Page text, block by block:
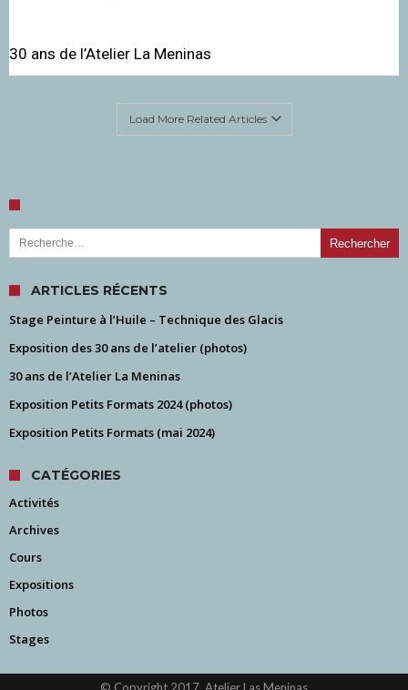
30 ans de l’Atelier La Meninas
Load More Related Articles
Rechercher :
ARTICLES RÉCENTS
Stage Peinture à l’Huile – Technique des Glacis
Exposition des 30 ans de l’atelier (photos)
30 ans de l’Atelier La Meninas
Exposition Petits Formats 2024 (photos)
Exposition Petits Formats (mai 2024)
CATÉGORIES
Activités
Archives
Cours
Expositions
Photos
Stages